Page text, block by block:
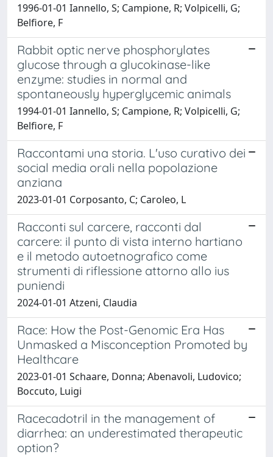
1996-01-01 Iannello, S; Campione, R; Volpicelli, G;
Belfiore, F
Rabbit optic nerve phosphorylates
glucose through a glucokinase-like
enzyme: studies in normal and
spontaneously hyperglycemic animals
1994-01-01 Iannello, S; Campione, R; Volpicelli, G;
Belfiore, F
Raccontami una storia. L'uso curativo dei
social media orali nella popolazione
anziana
2023-01-01 Corposanto, C; Caroleo, L
Racconti sul carcere, racconti dal
carcere: il punto di vista interno hartiano
e il metodo autoetnografico come
strumenti di riflessione attorno allo ius
puniendi
2024-01-01 Atzeni, Claudia
Race: How the Post-Genomic Era Has
Unmasked a Misconception Promoted by
Healthcare
2023-01-01 Schaare, Donna; Abenavoli, Ludovico;
Boccuto, Luigi
Racecadotril in the management of
diarrhea: an underestimated therapeutic
option?